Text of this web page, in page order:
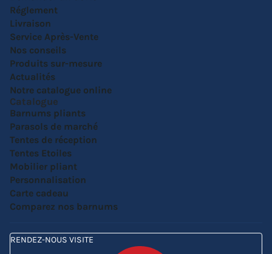
Réglement
Livraison
Service Après-Vente
Nos conseils
Produits sur-mesure
Actualités
Notre catalogue online
Catalogue
Barnums pliants
Parasols de marché
Tentes de réception
Tentes Etoiles
Mobilier pliant
Personnalisation
Carte cadeau
Comparez nos barnums
RENDEZ-NOUS VISITE